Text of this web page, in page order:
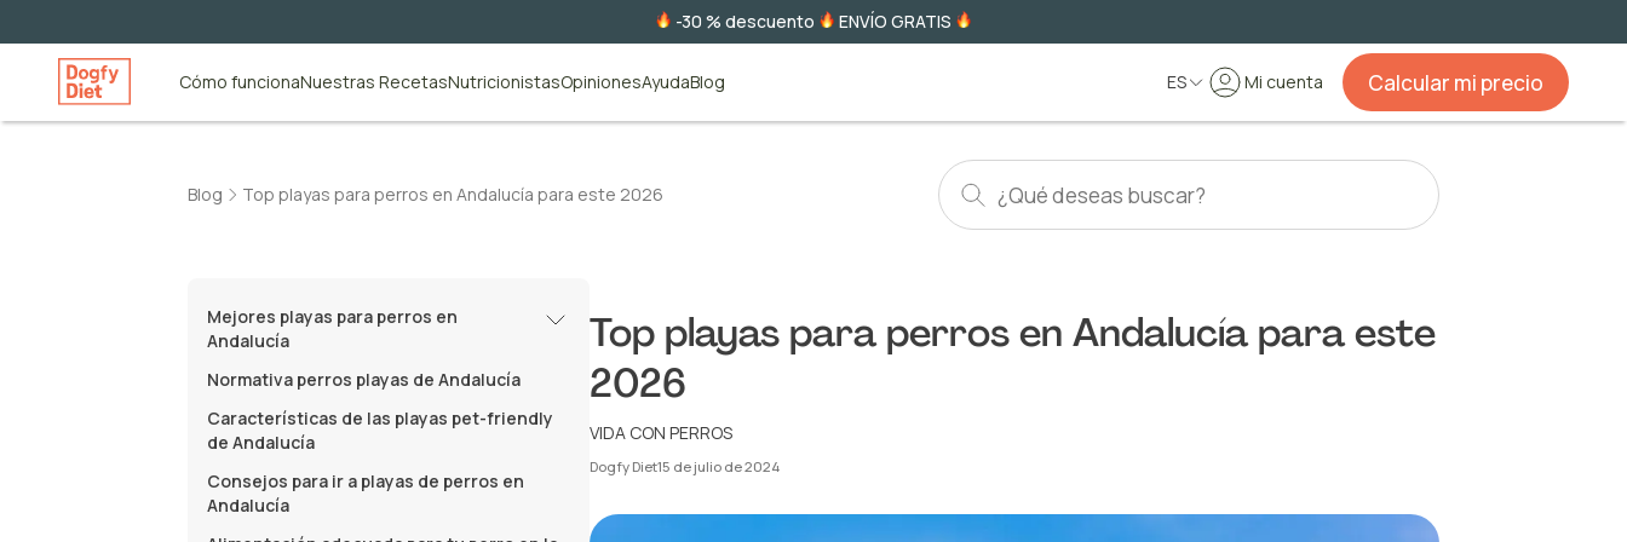
-30 % descuento ENVÍO GRATIS
Cómo funcionaNuestras RecetasNutricionistasOpinionesAyudaBlog Mi cuenta
ES Calcular mi precio
Blog Top playas para perros en Andalucía para este 2026
Mejores playas para perros en
Andalucía
Normativa perros playas de Andalucía
Características de las playas pet-friendly
de Andalucía
Consejos para ir a playas de perros en
Andalucía
Top playas para perros en Andalucía para este
2026
VIDA CON PERROS
Dogfy Diet15 de julio de 2024